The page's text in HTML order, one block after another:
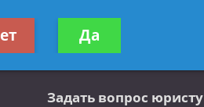
Получите консультацию
бесплатно
Задать вопрос юристу
Да